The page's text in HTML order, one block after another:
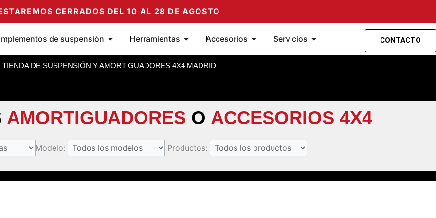
CERRADOS DEL 10 AL 28 DE AGOSTO
de suspensión Abrir Complementos de suspensión
Herramientas Abrir Herramientas
Accesorios Abrir Accesorios
Servicios Abrir Servicios CONTACTO
TIENDA DE SUSPENSIÓN Y AMORTIGUADORES 4X4 MADRID
AMORTIGUADORES O ACCESORIOS 4X4
Modelo: Productos: